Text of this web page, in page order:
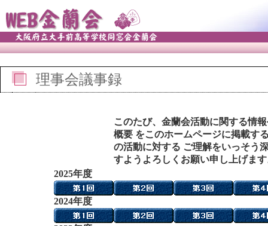
理事会議事録
このたび、金蘭会活動に関する情
概要 をこのホームページに掲載す
の活動に対する ご理解をいっそう
すようよろしくお願い申し上げま
2025年度
2024年度